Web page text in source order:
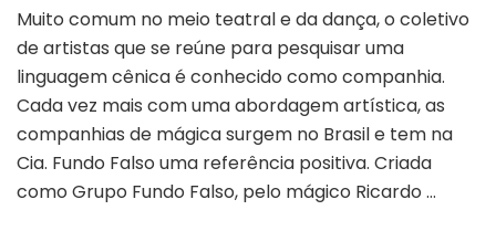
COMPANHIA
DE
MÁGICA
TRANSPARECE
AS
ILUSÕES
QUE
NOS
Muito comum no meio teatral e da dança, o coletivo
de artistas que se reúne para pesquisar uma
linguagem cênica é conhecido como companhia.
Cada vez mais com uma abordagem artística, as
companhias de mágica surgem no Brasil e tem na
Cia. Fundo Falso uma referência positiva. Criada
como Grupo Fundo Falso, pelo mágico Ricardo …